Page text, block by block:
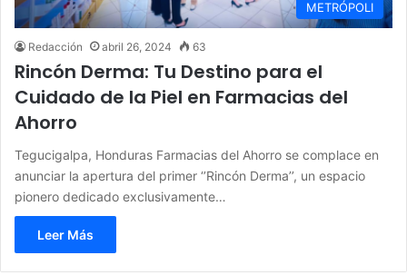
METRÓPOLI
Redacción abril 26, 2024 63
Rincón Derma: Tu Destino para el
Cuidado de la Piel en Farmacias del
Ahorro
Tegucigalpa, Honduras Farmacias del Ahorro se complace en
anunciar la apertura del primer ‘’Rincón Derma’’, un espacio
pionero dedicado exclusivamente…
Leer Más